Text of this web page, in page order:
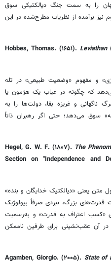
را به سمت جنگ دیالکتیکی سوق
برآمده از نظریات مطرح‌شده در این
Leviathan
و مفهوم «وضعیت طبیعی» در تله
که چگونه در غیاب یک هژمون یا
ناگهانی و غریزه بقا، دولت‌ها را به
سوق می‌دهد؛ حتی اگر رهبران ذاتاً
The
Section on "Independence and
متن یعنی «دیالکتیک خدایگان و بنده»
بزرگ، نبردی صرفاً بیولوژیک
«کسب اعتراف به قدرت» و به‌رسمیت
آن عقب‌نشینی برای طرفین ناممکن
State of